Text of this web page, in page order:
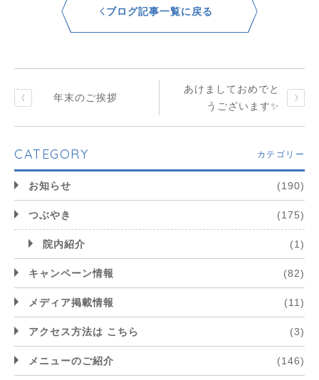
ブログ記事一覧に戻る
年末のご挨拶
あけましておめでと
うございます✨
CATEGORY カテゴリー
お知らせ (190)
つぶやき (175)
院内紹介 (1)
キャンペーン情報 (82)
メディア掲載情報 (11)
アクセス方法は こちら (3)
メニューのご紹介 (146)